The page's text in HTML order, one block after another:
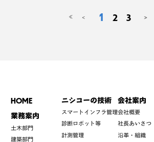
≪ < 1 2 3 >
HOME
業務案内
土木部門
建築部門
ニシコーの技術
スマートインフラ管理
診断ロボット等
計測管理
会社案内
会社概要
社長あいさつ
沿革・組織